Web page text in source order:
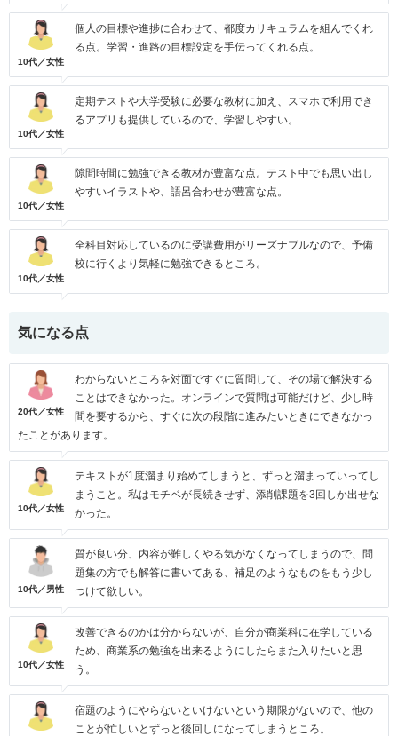
10代／女性
個人の目標や進捗に合わせて、都度カリキュラムを組んでくれ
る点。学習・進路の目標設定を手伝ってくれる点。
10代／女性
定期テストや大学受験に必要な教材に加え、スマホで利用でき
るアプリも提供しているので、学習しやすい。
10代／女性
隙間時間に勉強できる教材が豊富な点。テスト中でも思い出し
やすいイラストや、語呂合わせが豊富な点。
10代／女性
全科目対応しているのに受講費用がリーズナブルなので、予備
校に行くより気軽に勉強できるところ。
気になる点
20代／女性
わからないところを対面ですぐに質問して、その場で解決する
ことはできなかった。オンラインで質問は可能だけど、少し時
間を要するから、すぐに次の段階に進みたいときにできなかっ
たことがあります。
10代／女性
テキストが1度溜まり始めてしまうと、ずっと溜まっていってし
まうこと。私はモチベが長続きせず、添削課題を3回しか出せな
かった。
10代／男性
質が良い分、内容が難しくやる気がなくなってしまうので、問
題集の方でも解答に書いてある、補足のようなものをもう少し
つけて欲しい。
10代／女性
改善できるのかは分からないが、自分が商業科に在学している
ため、商業系の勉強を出来るようにしたらまた入りたいと思
う。
宿題のようにやらないといけないという期限がないので、他の
ことが忙しいとずっと後回しになってしまうところ。